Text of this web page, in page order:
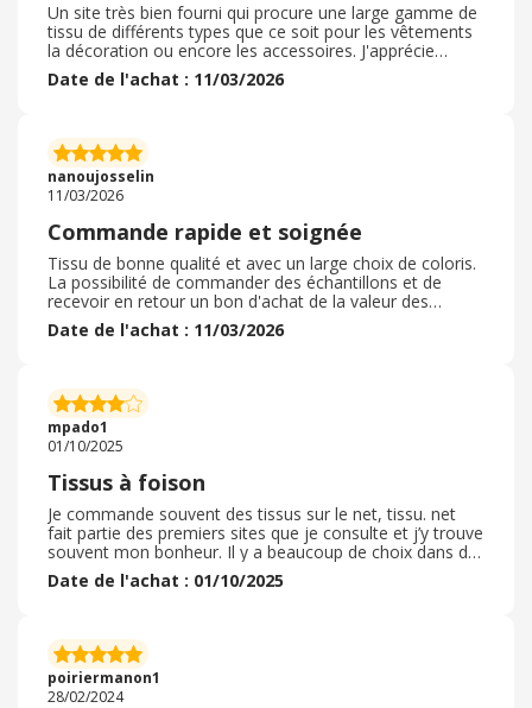
Un site très bien fourni qui procure une large gamme de
tissu de différents types que ce soit pour les vêtements
la décoration ou encore les accessoires. J'apprécie
pouvoir commander un échantillon afin de savoir quel
est le type de tissu et s'il correspond à ma recherche.
suivante. Les tissus sont proposés avec plusieurs coloris
et la possibilité de les avoir tous sur la même fiche et
hyper intéressant.
Date de l'achat : 11/03/2026
nanoujosselin
11/03/2026
Commande rapide et soignée
Tissu de bonne qualité et avec un large choix de coloris.
La possibilité de commander des échantillons et de
recevoir en retour un bon d'achat de la valeur des
échantillons est un vrai plus pour savoir quel tissu
prendre. Les catégories sont très bien faites et on y
prix. Peut-être que l'utilisation du site serait amené à
pouvoir être un tout petit peu plus fluide. Le moteur de
recherche est vraiment très efficace.
Date de l'achat : 11/03/2026
mpado1
01/10/2025
Tissus à foison
Je commande souvent des tissus sur le net, tissu. net
fait partie des premiers sites que je consulte et j’y trouve
souvent mon bonheur. Il y a beaucoup de choix dans de
nombreuses matières et couleurs ainsi que toute la
mercerie nécessaire pour réaliser son projet. Le site est
bien emballés. Sur ce site finalement nous n’avons que
l’embarras du choix mais c’est la partie que l’on préfère.
Date de l'achat : 01/10/2025
poiriermanon1
28/02/2024